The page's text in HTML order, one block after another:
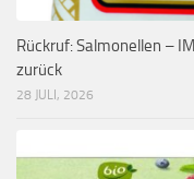
Rückruf: Salmonellen –
zurück
28 JULI, 2026